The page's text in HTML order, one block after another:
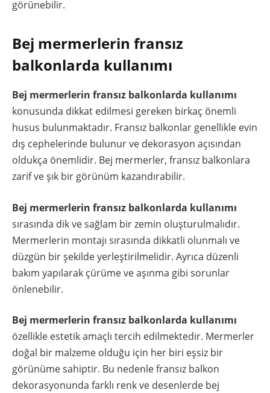
görünebilir.
Bej mermerlerin fransız
balkonlarda kullanımı
Bej mermerlerin fransız balkonlarda kullanımı
konusunda dikkat edilmesi gereken birkaç önemli
husus bulunmaktadır. Fransız balkonlar genellikle evin
dış cephelerinde bulunur ve dekorasyon açısından
oldukça önemlidir. Bej mermerler, fransız balkonlara
zarif ve şık bir görünüm kazandırabilir.
Bej mermerlerin fransız balkonlarda kullanımı
sırasında dik ve sağlam bir zemin oluşturulmalıdır.
Mermerlerin montajı sırasında dikkatli olunmalı ve
düzgün bir şekilde yerleştirilmelidir. Ayrıca düzenli
bakım yapılarak çürüme ve aşınma gibi sorunlar
önlenebilir.
Bej mermerlerin fransız balkonlarda kullanımı
özellikle estetik amaçlı tercih edilmektedir. Mermerler
doğal bir malzeme olduğu için her biri eşsiz bir
görünüme sahiptir. Bu nedenle fransız balkon
dekorasyonunda farklı renk ve desenlerde bej